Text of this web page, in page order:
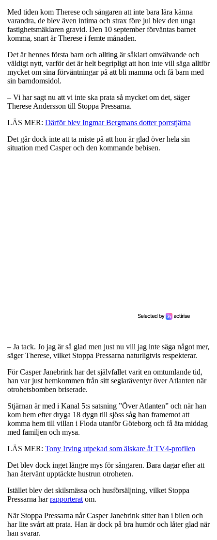
Med tiden kom Therese och sångaren att inte bara lära känna
varandra, de blev även intima och strax före jul blev den unga
fastighetsmäklaren gravid. Den 10 september förväntas barnet
komma, snart är Therese i femte månaden.
Det är hennes första barn och allting är såklart omvälvande och
väldigt nytt, varför det är helt begripligt att hon inte vill säga alltför
mycket om sina förväntningar på att bli mamma och få barn med
sin barndomsidol.
– Vi har sagt nu att vi inte ska prata så mycket om det, säger
Therese Andersson till Stoppa Pressarna.
LÄS MER: Därför blev Ingmar Bergmans dotter porrstjärna
Det går dock inte att ta miste på att hon är glad över hela sin
situation med Casper och den kommande bebisen.
– Ja tack. Jo jag är så glad men just nu vill jag inte säga något mer,
säger Therese, vilket Stoppa Pressarna naturligtvis respekterar.
För Casper Janebrink har det självfallet varit en omtumlande tid,
han var just hemkommen från sitt seglaräventyr över Atlanten när
otrohetsbomben briserade.
Stjärnan är med i Kanal 5:s satsning ”Över Atlanten” och när han
kom hem efter dryga 18 dygn till sjöss såg han framemot att
komma hem till villan i Floda utanför Göteborg och få äta middag
med familjen och mysa.
LÄS MER: Tony Irving utpekad som älskare åt TV4-profilen
Det blev dock inget längre mys för sångaren. Bara dagar efter att
han återvänt upptäckte hustrun otroheten.
Istället blev det skilsmässa och husförsäljning, vilket Stoppa
Pressarna harrapporterat om.
När Stoppa Pressarna når Casper Janebrink sitter han i bilen och
har lite svårt att prata. Han är dock på bra humör och låter glad när
han svarar.